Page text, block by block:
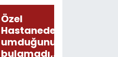
Özel
Hastaneden
umduğunu
bulamadı,